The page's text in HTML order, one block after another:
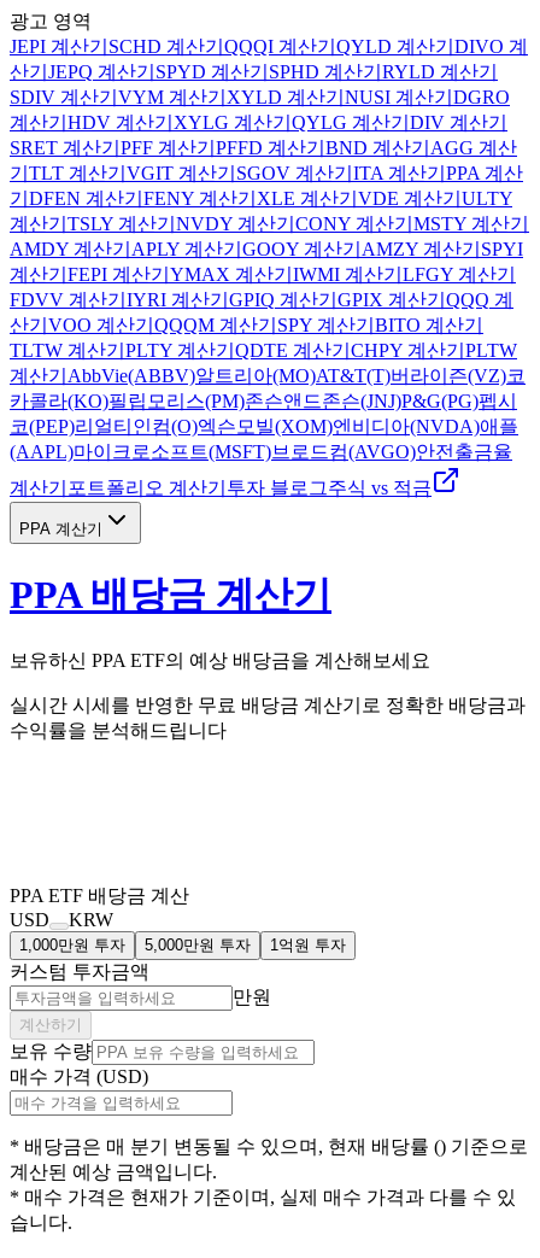
광고 영역
JEPI 계산기 SCHD 계산기 QQQI 계산기 QYLD 계산기 DIVO 계
산기 JEPQ 계산기 SPYD 계산기 SPHD 계산기 RYLD 계산기
SDIV 계산기 VYM 계산기 XYLD 계산기 NUSI 계산기 DGRO
계산기 HDV 계산기 XYLG 계산기 QYLG 계산기 DIV 계산기
SRET 계산기 PFF 계산기 PFFD 계산기 BND 계산기 AGG 계산
기 TLT 계산기 VGIT 계산기 SGOV 계산기 ITA 계산기 PPA 계산
기 DFEN 계산기 FENY 계산기 XLE 계산기 VDE 계산기 ULTY
계산기 TSLY 계산기 NVDY 계산기 CONY 계산기 MSTY 계산기
AMDY 계산기 APLY 계산기 GOOY 계산기 AMZY 계산기 SPYI
계산기 FEPI 계산기 YMAX 계산기 IWMI 계산기 LFGY 계산기
FDVV 계산기 IYRI 계산기 GPIQ 계산기 GPIX 계산기 QQQ 계
산기 VOO 계산기 QQQM 계산기 SPY 계산기 BITO 계산기
TLTW 계산기 PLTY 계산기 QDTE 계산기 CHPY 계산기 PLTW
계산기 AbbVie(ABBV)알트리아(MO)AT&T(T)버라이즌(VZ)코
카콜라(KO)필립모리스(PM)존슨앤드존슨(JNJ)P&G(PG)펩시
코(PEP)리얼티인컴(O)엑슨모빌(XOM)엔비디아(NVDA)애플
(AAPL)마이크로소프트(MSFT)브로드컴(AVGO)안전출금율
계산기 포트폴리오 계산기 투자 블로그주식 vs 적금
PPA 계산기
PPA 배당금 계산기
보유하신 PPA ETF의 예상 배당금을 계산해보세요
실시간 시세를 반영한 무료 배당금 계산기로 정확한 배당금과
수익률을 분석해드립니다
PPA ETF 배당금 계산
USD
KRW
1,000만원 투자 5,000만원 투자 1억원 투자
커스텀 투자금액
만원
계산하기
보유 수량
매수 가격 (USD)
* 배당금은 매 분기 변동될 수 있으며, 현재 배당률 () 기준으로
계산된 예상 금액입니다.
* 매수 가격은 현재가 기준이며, 실제 매수 가격과 다를 수 있
습니다.